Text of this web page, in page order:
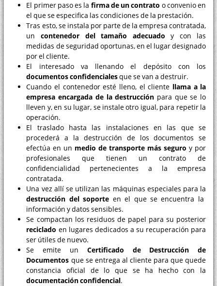
El primer paso es la firma de un contrato o convenio en
el que se especifica las condiciones de la prestación.
Tras esto, se instala por parte de la empresa contratada,
uncontenedor del tamaño adecuado y con las
medidas de seguridad oportunas, en el lugar designado
por el cliente.
El interesado va llenando el depósito con los
documentos confidencialesque se van a destruir.
Cuando el contenedor esté lleno, el cliente llama a la
empresa encargada de la destrucción para que se lo
lleven y, en su lugar, se instale otro igual, para repetir la
operación.
El traslado hasta las instalaciones en las que se
procederá a la destrucción de los documentos se
efectúa en un medio de transporte más seguro y por
profesionales que tienen un contrato de
confidencialidad pertenecientes a la empresa
contratada.
Una vez allí se utilizan las máquinas especiales para la
destrucción del soporte en el que se encuentra la
información y datos sensibles.
Se compactan los residuos de papel para su posterior
reciclado en lugares dedicados a su recuperación para
ser útiles de nuevo.
Se emite un Certificado de Destrucción de
Documentos que se entrega al cliente para que quede
constancia oficial de lo que se ha hecho con la
documentación confidencial.